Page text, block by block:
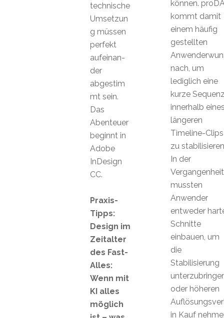
können.
kommt damit
einem häufig
gestellten
nach, um
lediglich eine
kurze
innerhalb
längeren
Timeline-Clips
zu
In der
Vergangenheit
mussten
Anwender
entweder
Schnitte
einbauen, um
die
Stabilisierung
oder höheren
in Kauf
technische
Umsetzun
g müssen
perfekt
aufeinan-
der
abgestim
mt sein.
Das
Abenteuer
beginnt in
Adobe
InDesign
CC.
Praxis-
Tipps:
Design im
Zeitalter
des Fast-
Alles:
Wenn mit
KI alles
möglich